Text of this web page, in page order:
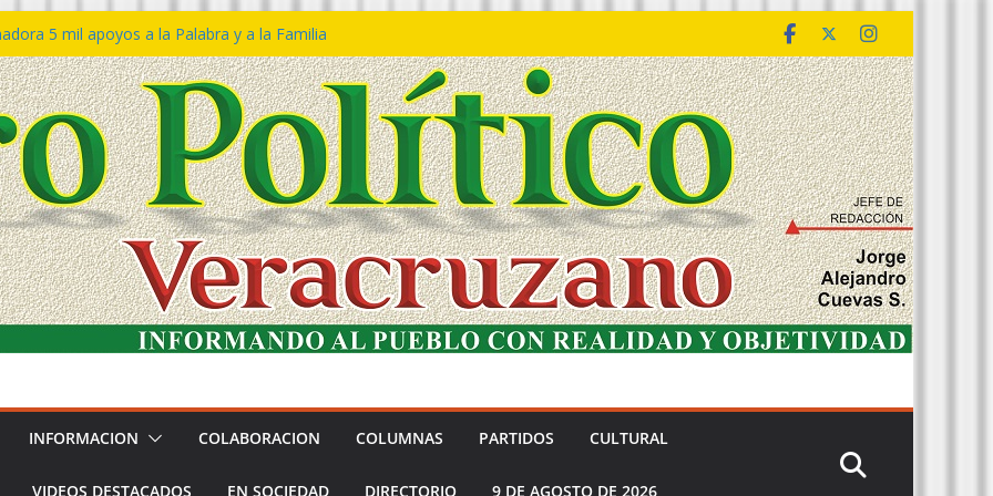
5 mil apoyos a la Palabra y a la Familia
Declaraciones de Procedencia en contra
𝙂𝙤𝙗𝙞𝙚𝙧𝙣𝙤 𝙙𝙚𝙡 𝙀𝙨𝙩𝙖𝙙𝙤 𝙖 𝙙𝙞𝙨𝙛𝙧𝙪𝙩𝙖𝙧
𝙙𝙚𝙡 𝙈𝙖𝙧 𝙚𝙣 𝘾𝙤𝙖𝙩𝙯𝙖𝙘𝙤𝙖𝙡𝙘𝙤𝙨
de policías con vocación de servicio y
SSP
Bravo rechaza acusaciones y asegura que
solicitud de desafuero
INFORMACION COLABORACION COLUMNAS PARTIDOS CULTURAL
VIDEOS DESTACADOS EN SOCIEDAD DIRECTORIO 9 DE AGOSTO DE 2026